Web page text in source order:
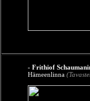
- Frithiof
Hämeenlinna